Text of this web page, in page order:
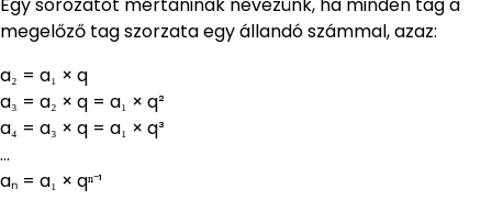
Egy sorozatot mértaninak nevezünk, ha minden tag a
megelőző tag szorzata egy állandó számmal, azaz:
a₂ = a₁ × q
a₃ = a₂ × q = a₁ × q²
a₄ = a₃ × q = a₁ × q³
…
aₙ = a₁ × qⁿ⁻¹